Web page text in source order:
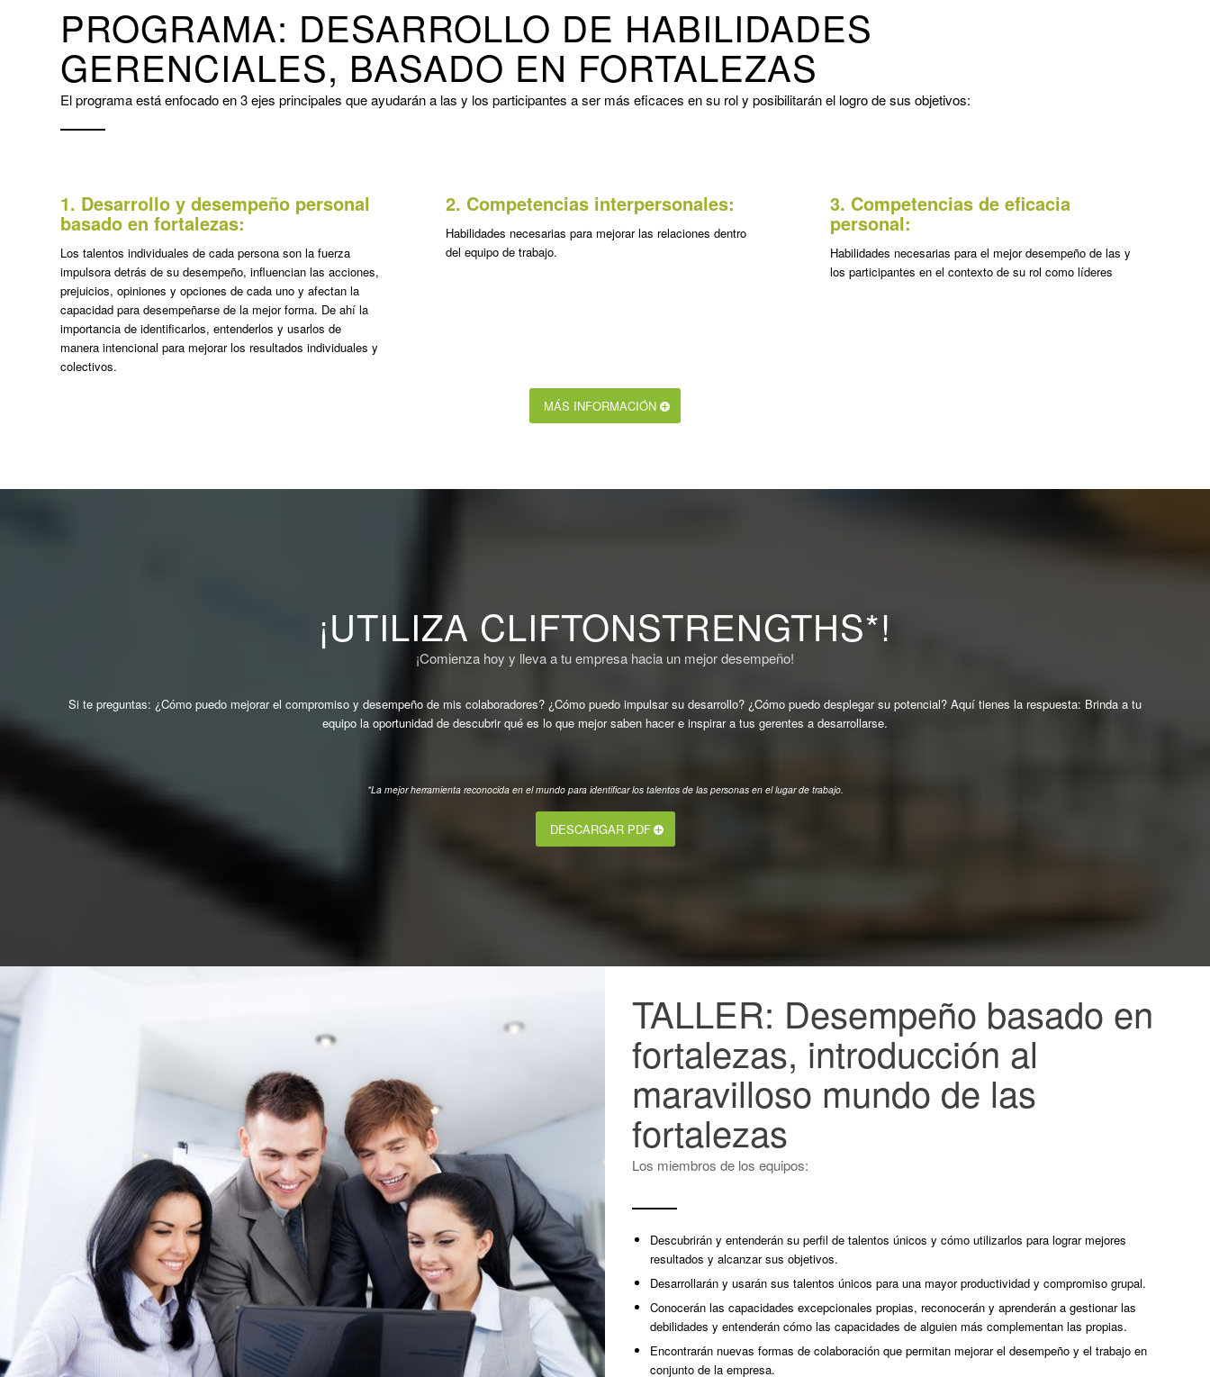
PROGRAMA: DESARROLLO DE HABILIDADES
GERENCIALES, BASADO EN FORTALEZAS
El programa está enfocado en 3 ejes principales que ayudarán a las y los participantes a ser más eficaces en su rol y posibilitarán el logro de sus objetivos:
1. Desarrollo y desempeño personal
basado en fortalezas:
Los talentos individuales de cada persona son la fuerza
impulsora detrás de su desempeño, influencian las acciones,
prejuicios, opiniones y opciones de cada uno y afectan la
capacidad para desempeñarse de la mejor forma. De ahí la
importancia de identificarlos, entenderlos y usarlos de
manera intencional para mejorar los resultados individuales y
colectivos.
2. Competencias interpersonales:
Habilidades necesarias para mejorar las relaciones dentro
del equipo de trabajo.
3. Competencias de eficacia
personal:
Habilidades necesarias para el mejor desempeño de las y
los participantes en el contexto de su rol como líderes
MÁS INFORMACIÓN
¡UTILIZA CLIFTONSTRENGTHS*!
¡Comienza hoy y lleva a tu empresa hacia un mejor desempeño!
Si te preguntas: ¿Cómo puedo mejorar el compromiso y desempeño de mis colaboradores? ¿Cómo puedo impulsar su desarrollo? ¿Cómo puedo desplegar su potencial? Aquí tienes la respuesta: Brinda a tu
equipo la oportunidad de descubrir qué es lo que mejor saben hacer e inspirar a tus gerentes a desarrollarse.
*La mejor herramienta reconocida en el mundo para identificar los talentos de las personas en el lugar de trabajo.
DESCARGAR PDF
TALLER: Desempeño basado en
fortalezas, introducción al
maravilloso mundo de las
fortalezas
Los miembros de los equipos:
Descubrirán y entenderán su perfil de talentos únicos y cómo utilizarlos para lograr mejores
resultados y alcanzar sus objetivos.
Desarrollarán y usarán sus talentos únicos para una mayor productividad y compromiso grupal.
Conocerán las capacidades excepcionales propias, reconocerán y aprenderán a gestionar las
debilidades y entenderán cómo las capacidades de alguien más complementan las propias.
Encontrarán nuevas formas de colaboración que permitan mejorar el desempeño y el trabajo en
conjunto de la empresa.